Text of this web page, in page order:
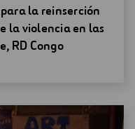
la reinserción
la violencia en las
RD Congo